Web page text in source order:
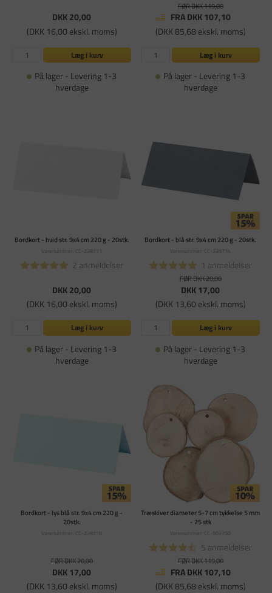
DKK 20,00
(DKK 16,00 ekskl. moms)
Læg i kurv
På lager - Levering 1-3
hverdage
FØR DKK 119,00
FRA DKK 107,10
(DKK 85,68 ekskl. moms)
Læg i kurv
På lager - Levering 1-3
hverdage
Bordkort - hvid str. 9x4 cm 220 g - 20stk.
Varenummer: CC-228711
2 anmeldelser
DKK 20,00
(DKK 16,00 ekskl. moms)
Læg i kurv
På lager - Levering 1-3
hverdage
Bordkort - blå str. 9x4 cm 220 g - 20stk.
Varenummer: CC-228714
1 anmeldelser
FØR DKK 20,00
DKK 17,00
(DKK 13,60 ekskl. moms)
Læg i kurv
På lager - Levering 1-3
hverdage
Bordkort - lys blå str. 9x4 cm 220 g -
20stk.
Varenummer: CC-228718
FØR DKK 20,00
DKK 17,00
(DKK 13,60 ekskl. moms)
Træskiver diameter 5-7 cm tykkelse 5 mm
- 25 stk
Varenummer: CC-502290
5 anmeldelser
FØR DKK 119,00
FRA DKK 107,10
(DKK 85,68 ekskl. moms)